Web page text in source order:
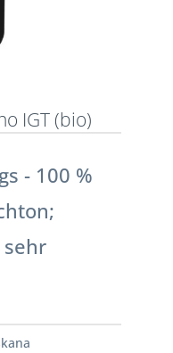
IGT (bio)
- 100 %